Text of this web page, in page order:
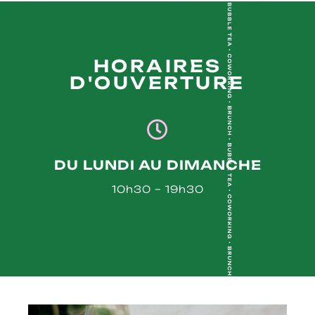
HORAIRES
D'OUVERTURE
DU LUNDI AU DIMANCHE
10h30 – 19h30